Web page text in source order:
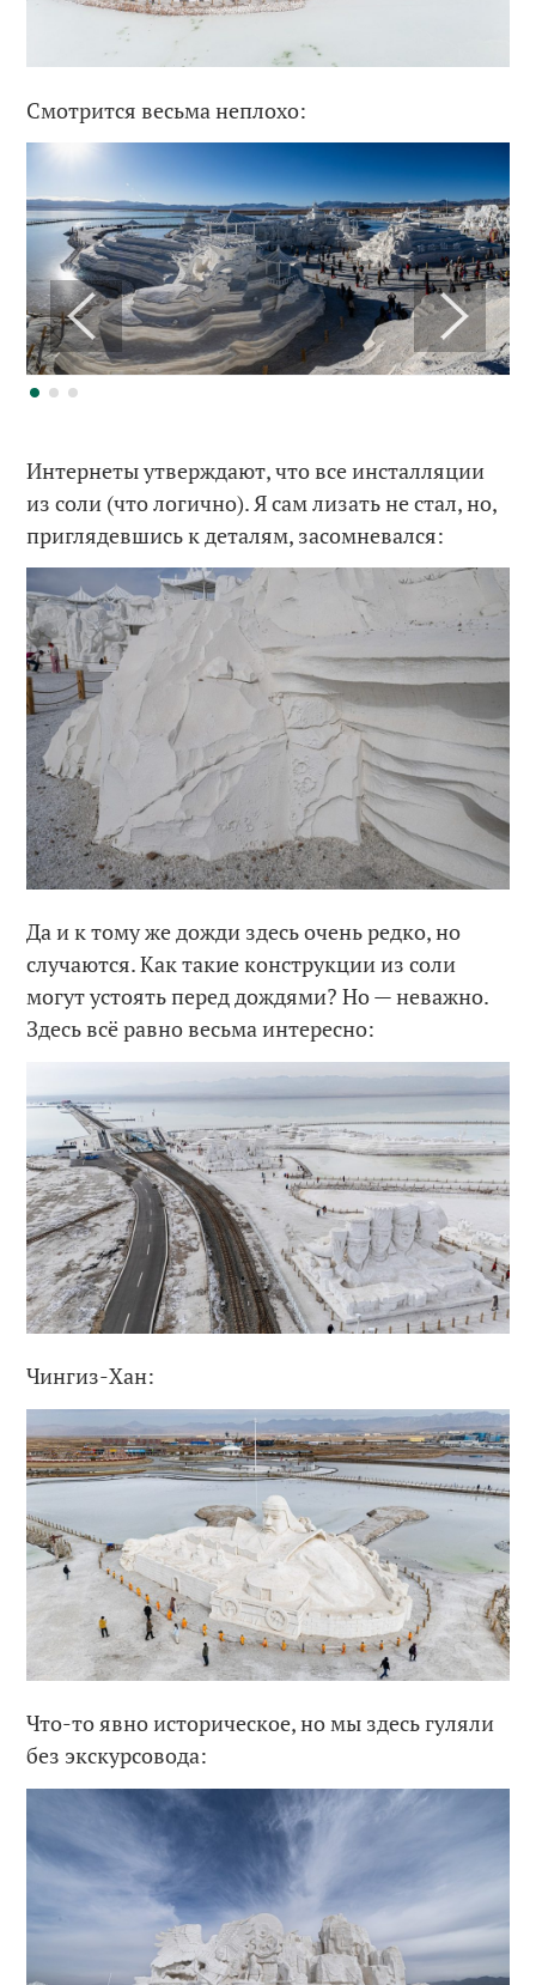
Смотрится весьма неплохо:
Интернеты утверждают, что все инсталляции
из соли (что логично). Я сам лизать не стал, но,
приглядевшись к деталям, засомневался:
Да и к тому же дожди здесь очень редко, но
случаются. Как такие конструкции из соли
могут устоять перед дождями? Но — неважно.
Здесь всё равно весьма интересно:
Чингиз-Хан:
Что-то явно историческое, но мы здесь гуляли
без экскурсовода: